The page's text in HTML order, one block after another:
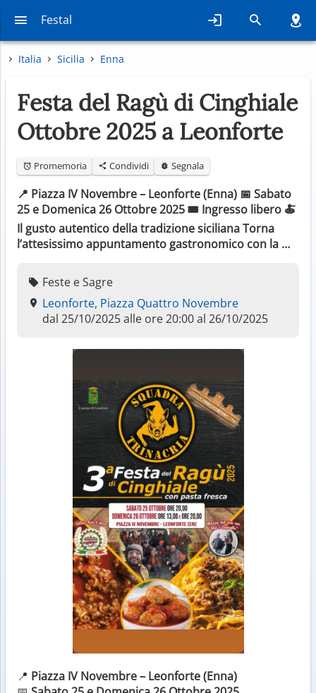
Festal
Italia Sicilia Enna
Festa del Ragù di Cinghiale
Ottobre 2025 a Leonforte
Promemoria Condividi Segnala
📍 Piazza IV Novembre – Leonforte (Enna) 📅 Sabato
25 e Domenica 26 Ottobre 2025 🎟️ Ingresso libero 🍝
Il gusto autentico della tradizione siciliana Torna
l’attesissimo appuntamento gastronomico con la …
Feste e Sagre
Leonforte, Piazza Quattro Novembre
dal 25/10/2025 alle ore 20:00 al 26/10/2025
📍 Piazza IV Novembre – Leonforte (Enna)